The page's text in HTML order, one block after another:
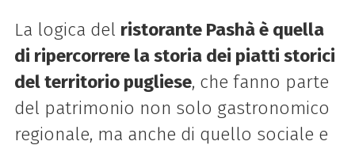
La logica del ristorante Pashà è quella
di ripercorrere la storia dei piatti storici
del territorio pugliese, che fanno parte
del patrimonio non solo gastronomico
regionale, ma anche di quello sociale e